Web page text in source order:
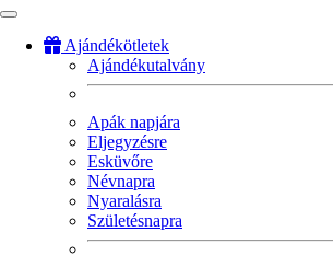
Ajándékötletek
Ajándékutalvány
Apák napjára
Eljegyzésre
Esküvőre
Névnapra
Nyaralásra
Születésnapra